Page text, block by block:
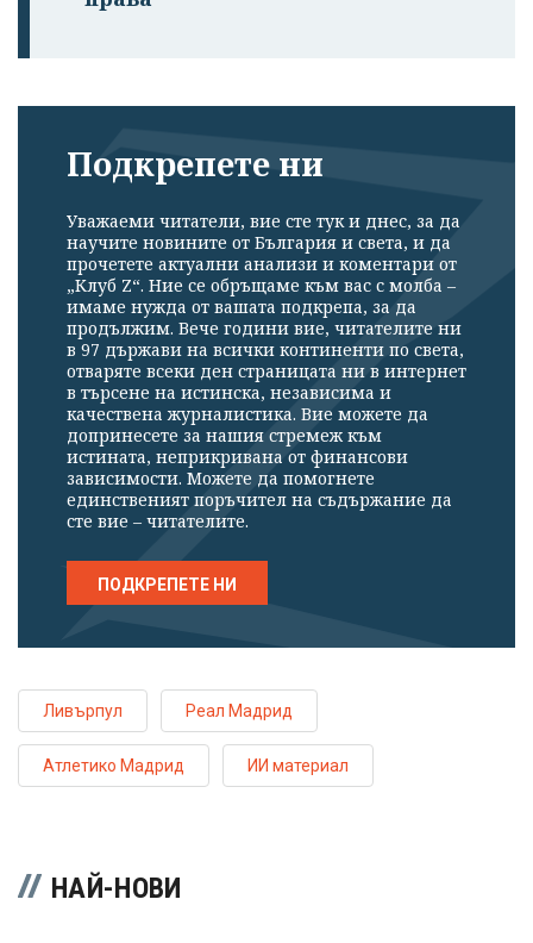
Подкрепете ни
Уважаеми читатели, вие сте тук и днес, за да
научите новините от България и света, и да
прочетете актуални анализи и коментари от
„Клуб Z“. Ние се обръщаме към вас с молба –
имаме нужда от вашата подкрепа, за да
продължим. Вече години вие, читателите ни
в 97 държави на всички континенти по света,
отваряте всеки ден страницата ни в интернет
в търсене на истинска, независима и
качествена журналистика. Вие можете да
допринесете за нашия стремеж към
истината, неприкривана от финансови
зависимости. Можете да помогнете
единственият поръчител на съдържание да
сте вие – читателите.
ПОДКРЕПЕТЕ НИ
Ливърпул Реал Мадрид
Атлетико Мадрид ИИ материал
НАЙ-НОВИ